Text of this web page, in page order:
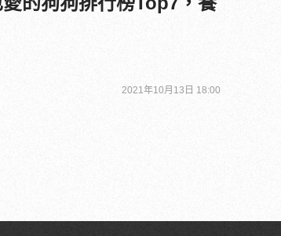
2021年10月13日 18:00